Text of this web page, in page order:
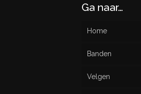
Ga naar…
Home
Banden
Nieuw
Velgen